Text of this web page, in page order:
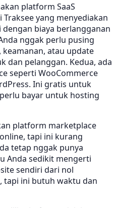
platform SaaS
yang menyediakan
biaya berlangganan
nggak perlu pusing
atau update
dan pelanggan. Kedua, ada
seperti WooCommerce
Ini gratis untuk
bayar untuk hosting
platform marketplace
tapi ini kurang
tetap nggak punya
Anda sedikit mengerti
sendiri dari nol
tapi ini butuh waktu dan